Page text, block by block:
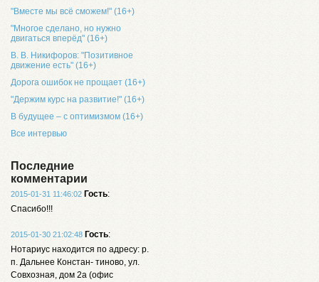
"Вместе мы всё сможем!" (16+)
"Многое сделано, но нужно
двигаться вперёд" (16+)
В. В. Никифоров: "Позитивное
движение есть" (16+)
Дорога ошибок не прощает (16+)
"Держим курс на развитие!" (16+)
В будущее – с оптимизмом (16+)
Все интервью
Последние
комментарии
2015-01-31 11:46:02 Гость:
Спасибо!!!
2015-01-30 21:02:48 Гость:
Нотариус находится по адресу: р.
п. Дальнее Констан- тиново, ул.
Совхозная, дом 2а (офис